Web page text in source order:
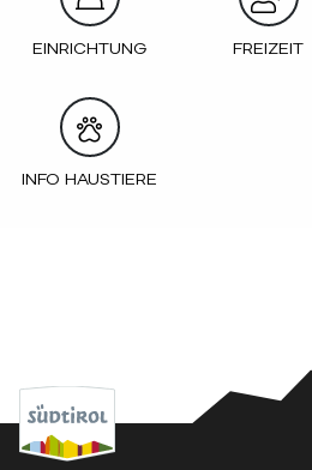
EINRICHTUNG FREIZEIT
INFO HAUSTIERE